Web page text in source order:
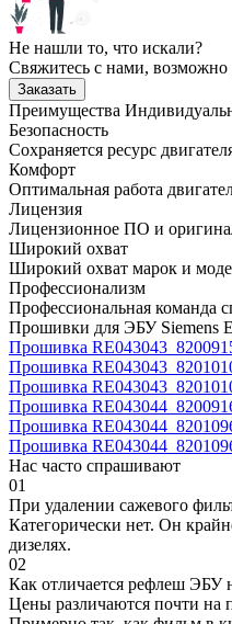
Не нашли то, что искали?
Свяжитесь с нами, возможно
Заказать
Преимущества
Безопасность
Сохраняется ресурс
Комфорт
Оптимальная работа
Лицензия
Лицензионное ПО и
Широкий охват
Широкий охват марок и
Профессионализм
Профессиональная команда
Прошивки для ЭБУ Siemens
Прошивка
Прошивка
Прошивка
Прошивка
Прошивка
Прошивка
Нас часто спрашивают
01
При удалении сажевого
Категорически нет. Он
дизелях.
02
Как отличается рефлеш ЭБУ
Цены различаются почти на